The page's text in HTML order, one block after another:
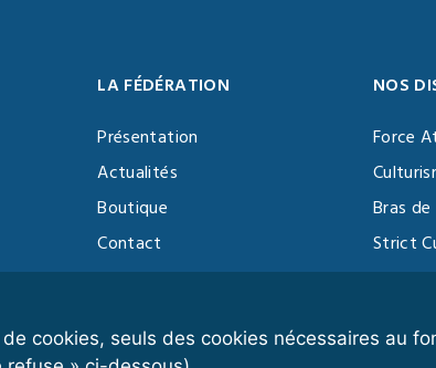
cookies, seuls des cookies nécessaires au
LA FÉDÉRATION
Présentation
Actualités
Boutique
Contact
Vidéothèque
NOS
Force
Bras
Strict